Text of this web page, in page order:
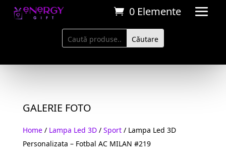
0 Elemente
GALERIE FOTO
Home/ Lampa Led 3D/ Sport/ Lampa Led 3D
Personalizata – Fotbal AC MILAN #219